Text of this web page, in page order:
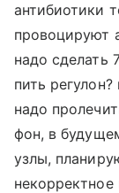
антибиотики
провоцируют
надо сделать
пить
надо
фон, в
узлы,
некорректное